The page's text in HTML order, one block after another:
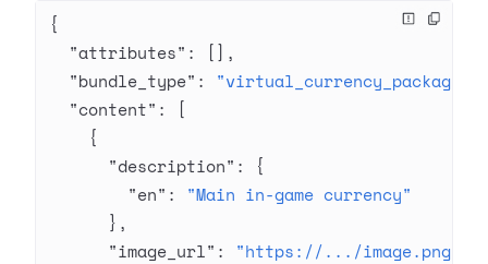
{
  "attributes"
: [],
  "bundle_type"
: "virtual_currency_package"
  "content"
: [
    {
      "description"
: {
        "en"
: "Main in-game currency"
      },
      "image_url"
: "https://.../image.png"